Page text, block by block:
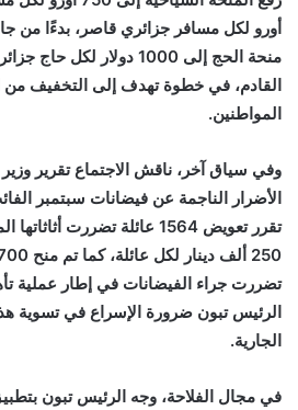
منحة الحج إلى 1000 دولار
القادم، في خطوة تهدف إلى التخفيف من
المواطنين.
وفي سياق آخر، ناقش الاجتماع تقرير
الأضرار الناجمة عن فيضانات سبتمبر
تقرر تعويض 1564 عائلة تضررت
الرئيس تبون ضرورة الإسراع في تسوية
الجارية.
في مجال الفلاحة، وجه الرئيس تبون